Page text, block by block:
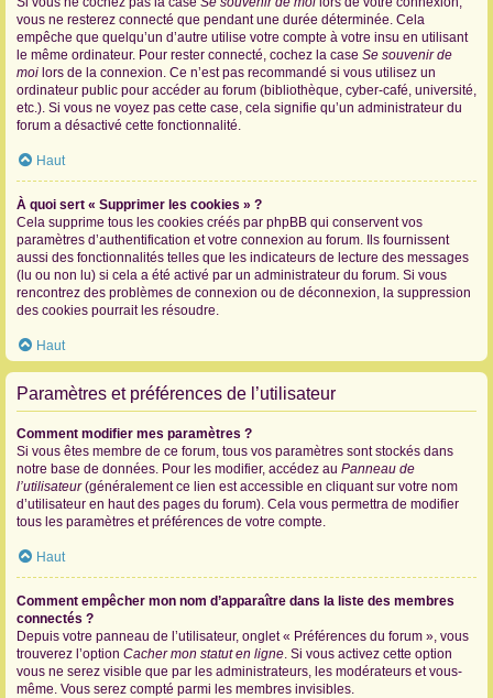
vous ne resterez connecté que pendant une durée déterminée. Cela
empêche que quelqu’un d’autre utilise votre compte à votre insu en utilisant
le même ordinateur. Pour rester connecté, cochez la case Se souvenir de
moi lors de la connexion. Ce n’est pas recommandé si vous utilisez un
ordinateur public pour accéder au forum (bibliothèque, cyber-café, université,
etc.). Si vous ne voyez pas cette case, cela signifie qu’un administrateur du
forum a désactivé cette fonctionnalité.
Haut
À quoi sert « Supprimer les cookies » ?
Cela supprime tous les cookies créés par phpBB qui conservent vos
paramètres d’authentification et votre connexion au forum. Ils fournissent
aussi des fonctionnalités telles que les indicateurs de lecture des messages
(lu ou non lu) si cela a été activé par un administrateur du forum. Si vous
rencontrez des problèmes de connexion ou de déconnexion, la suppression
des cookies pourrait les résoudre.
Haut
Paramètres et préférences de l’utilisateur
Comment modifier mes paramètres ?
Si vous êtes membre de ce forum, tous vos paramètres sont stockés dans
notre base de données. Pour les modifier, accédez au Panneau de
l’utilisateur(généralement ce lien est accessible en cliquant sur votre nom
d’utilisateur en haut des pages du forum). Cela vous permettra de modifier
tous les paramètres et préférences de votre compte.
Haut
Comment empêcher mon nom d’apparaître dans la liste des membres
connectés ?
Depuis votre panneau de l’utilisateur, onglet « Préférences du forum », vous
trouverez l’option Cacher mon statut en ligne. Si vous activez cette option
vous ne serez visible que par les administrateurs, les modérateurs et vous-
même. Vous serez compté parmi les membres invisibles.